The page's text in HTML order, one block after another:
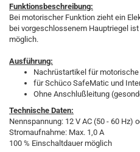
Funktionsbeschreibung:
Bei motorischer Funktion zieht ein
bei vorgeschlossenem Hauptriegel
möglich.
Ausführung:
Nachrüstartikel für
für Schüco SafeMatic und
Ohne Anschlußleitung
Technische Daten:
Nennspannung: 12 V AC (50 - 60 Hz)
Stromaufnahme: Max. 1,0 A
100 % Einschaltdauer möglich